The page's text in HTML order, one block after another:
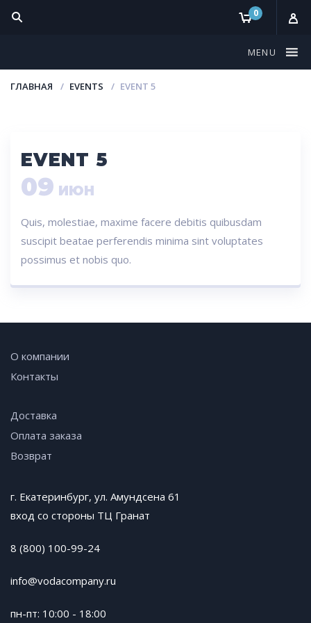
0
MENU
ГЛАВНАЯ EVENTS EVENT 5
EVENT 5
09 ИЮН
Quis, molestiae, maxime facere debitis quibusdam
suscipit beatae perferendis minima sint voluptates
possimus et nobis quo.
О компании
Контакты
Доставка
Оплата заказа
Возврат
г. Екатеринбург, ул. Амундсена 61
вход со стороны ТЦ Гранат
8 (800) 100-99-24
info@vodacompany.ru
пн-пт: 10:00 - 18:00